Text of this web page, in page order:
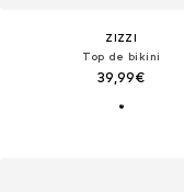
ZIZZI
Top de bikini
39,99€